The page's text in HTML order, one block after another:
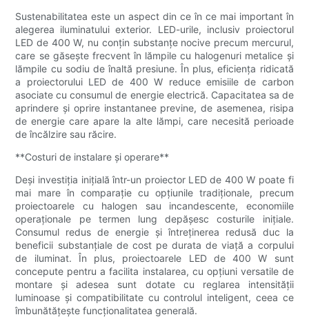
Sustenabilitatea este un aspect din ce în ce mai important în
alegerea iluminatului exterior. LED-urile, inclusiv proiectorul
LED de 400 W, nu conțin substanțe nocive precum mercurul,
care se găsește frecvent în lămpile cu halogenuri metalice și
lămpile cu sodiu de înaltă presiune. În plus, eficiența ridicată
a proiectorului LED de 400 W reduce emisiile de carbon
asociate cu consumul de energie electrică. Capacitatea sa de
aprindere și oprire instantanee previne, de asemenea, risipa
de energie care apare la alte lămpi, care necesită perioade
de încălzire sau răcire.
**Costuri de instalare și operare**
Deși investiția inițială într-un proiector LED de 400 W poate fi
mai mare în comparație cu opțiunile tradiționale, precum
proiectoarele cu halogen sau incandescente, economiile
operaționale pe termen lung depășesc costurile inițiale.
Consumul redus de energie și întreținerea redusă duc la
beneficii substanțiale de cost pe durata de viață a corpului
de iluminat. În plus, proiectoarele LED de 400 W sunt
concepute pentru a facilita instalarea, cu opțiuni versatile de
montare și adesea sunt dotate cu reglarea intensității
luminoase și compatibilitate cu controlul inteligent, ceea ce
îmbunătățește funcționalitatea generală.